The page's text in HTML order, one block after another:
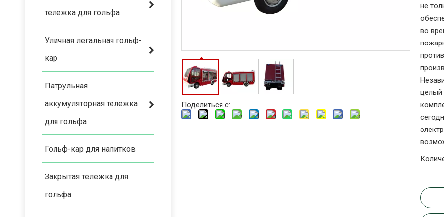
тележка для гольфа
Уличная легальная гольф-
кар
Патрульная
аккумуляторная тележка
для гольфа
Гольф-кар для напитков
Закрытая тележка для
гольфа
Поделиться с:
не
во
целый